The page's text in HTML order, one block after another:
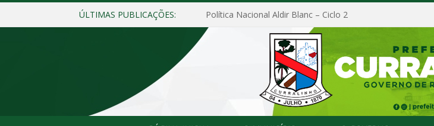
ÚLTIMAS PUBLICAÇÕES: Política Nacional Aldir Blanc – Ciclo 2